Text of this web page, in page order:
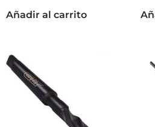
Añadir al carrito